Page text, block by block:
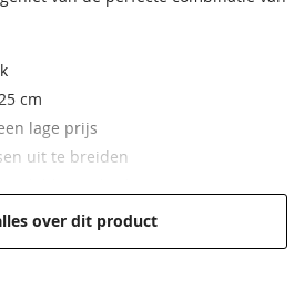
Vellingdelen 18x145 mm
cm
lage prijs
uit te breiden
over dit product